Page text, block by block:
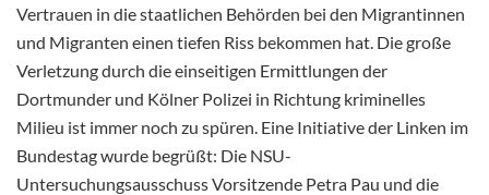
Vertrauen in die staatlichen Behörden bei den Migrantinnen
und Migranten einen tiefen Riss bekommen hat. Die große
Verletzung durch die einseitigen Ermittlungen der
Dortmunder und Kölner Polizei in Richtung kriminelles
Milieu ist immer noch zu spüren. Eine Initiative der Linken im
Bundestag wurde begrüßt: Die NSU-
Untersuchungsausschuss Vorsitzende Petra Pau und die